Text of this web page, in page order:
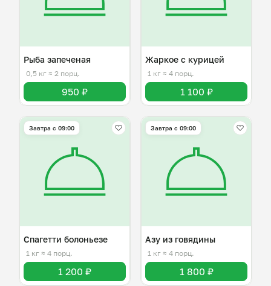
Рыба запеченая
0,5 кг ≈ 2 порц.
950 ₽
Жаркое с курицей
1 кг ≈ 4 порц.
1 100 ₽
Завтра c 09:00
Спагетти болоньезе
1 кг ≈ 4 порц.
1 200 ₽
Завтра c 09:00
Азу из говядины
1 кг ≈ 4 порц.
1 800 ₽